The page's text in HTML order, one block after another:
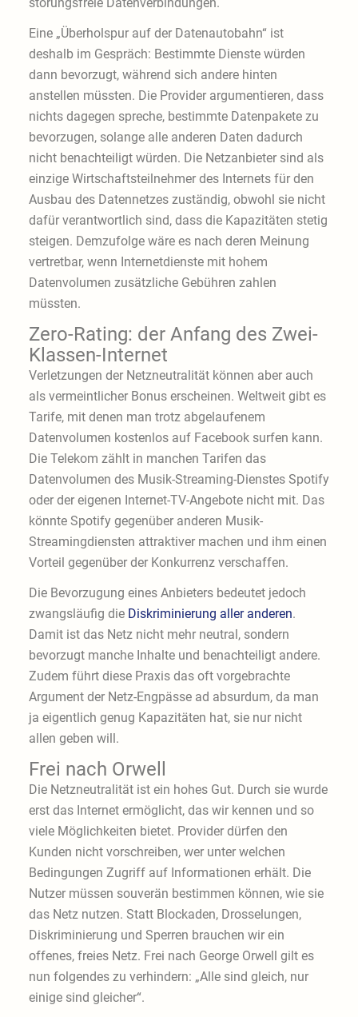
Eine „Überholspur auf der Datenautobahn“ ist
deshalb im Gespräch: Bestimmte Dienste würden
dann bevorzugt, während sich andere hinten
anstellen müssten. Die Provider argumentieren, dass
nichts dagegen spreche, bestimmte Datenpakete zu
bevorzugen, solange alle anderen Daten dadurch
nicht benachteiligt würden. Die Netzanbieter sind als
einzige Wirtschaftsteilnehmer des Internets für den
Ausbau des Datennetzes zuständig, obwohl sie nicht
dafür verantwortlich sind, dass die Kapazitäten stetig
steigen. Demzufolge wäre es nach deren Meinung
vertretbar, wenn Internetdienste mit hohem
Datenvolumen zusätzliche Gebühren zahlen
müssten.
Zero-Rating: der Anfang des Zwei-
Klassen-Internet
Verletzungen der Netzneutralität können aber auch
als vermeintlicher Bonus erscheinen. Weltweit gibt es
Tarife, mit denen man trotz abgelaufenem
Datenvolumen kostenlos auf Facebook surfen kann.
Die Telekom zählt in manchen Tarifen das
Datenvolumen des Musik-Streaming-Dienstes Spotify
oder der eigenen Internet-TV-Angebote nicht mit. Das
könnte Spotify gegenüber anderen Musik-
Streamingdiensten attraktiver machen und ihm einen
Vorteil gegenüber der Konkurrenz verschaffen.
Die Bevorzugung eines Anbieters bedeutet jedoch
zwangsläufig die Diskriminierung aller anderen.
Damit ist das Netz nicht mehr neutral, sondern
bevorzugt manche Inhalte und benachteiligt andere.
Zudem führt diese Praxis das oft vorgebrachte
Argument der Netz-Engpässe ad absurdum, da man
ja eigentlich genug Kapazitäten hat, sie nur nicht
allen geben will.
Frei nach Orwell
Die Netzneutralität ist ein hohes Gut. Durch sie wurde
erst das Internet ermöglicht, das wir kennen und so
viele Möglichkeiten bietet. Provider dürfen den
Kunden nicht vorschreiben, wer unter welchen
Bedingungen Zugriff auf Informationen erhält. Die
Nutzer müssen souverän bestimmen können, wie sie
das Netz nutzen. Statt Blockaden, Drosselungen,
Diskriminierung und Sperren brauchen wir ein
offenes, freies Netz. Frei nach George Orwell gilt es
nun folgendes zu verhindern: „Alle sind gleich, nur
einige sind gleicher“.